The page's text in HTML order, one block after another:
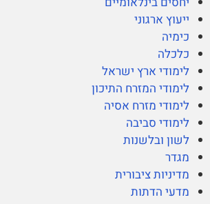
ייעוץ ארגוני
כימיה
כלכלה
לימודי ארץ ישראל
לימודי המזרח התיכון
לימודי מזרח אסיה
לימודי סביבה
לשון ובלשנות
מגדר
מדיניות ציבורית
מדעי הדתות